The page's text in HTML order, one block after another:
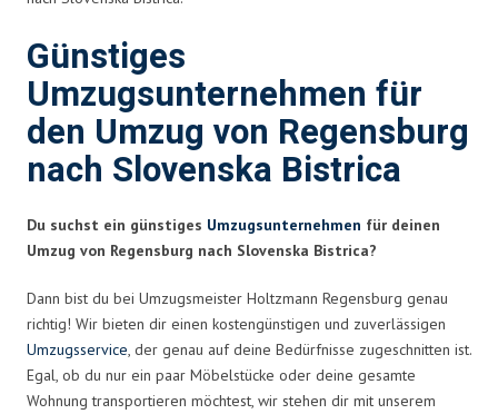
Günstiges
Umzugsunternehmen für
den Umzug von Regensburg
nach Slovenska Bistrica
Du suchst ein günstiges Umzugsunternehmen für deinen
Umzug von Regensburg nach Slovenska Bistrica?
Dann bist du bei Umzugsmeister Holtzmann Regensburg genau
richtig! Wir bieten dir einen kostengünstigen und zuverlässigen
Umzugsservice, der genau auf deine Bedürfnisse zugeschnitten ist.
Egal, ob du nur ein paar Möbelstücke oder deine gesamte
Wohnung transportieren möchtest, wir stehen dir mit unserem